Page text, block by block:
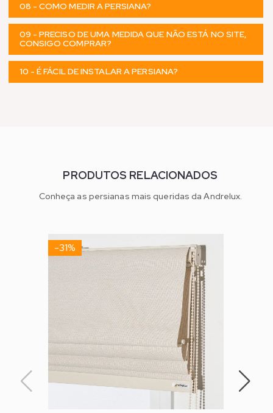
08 - COMO MEDIR A PERSIANA?
09 - PRECISO DE UMA MEDIDA QUE NÃO ESTÁ NO SITE,
CONSIGO COMPRAR?
10 - É FÁCIL DE INSTALAR A PERSIANA?
PRODUTOS RELACIONADOS
Conheça as persianas mais queridas da Andrelux.
-31%